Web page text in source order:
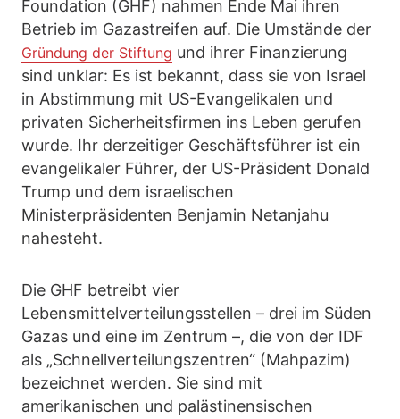
Foundation (GHF) nahmen Ende Mai ihren
Betrieb im Gazastreifen auf. Die Umstände der
Gründung der Stiftung und ihrer Finanzierung
sind unklar: Es ist bekannt, dass sie von Israel
in Abstimmung mit US-Evangelikalen und
privaten Sicherheitsfirmen ins Leben gerufen
wurde. Ihr derzeitiger Geschäftsführer ist ein
evangelikaler Führer, der US-Präsident Donald
Trump und dem israelischen
Ministerpräsidenten Benjamin Netanjahu
nahesteht.
Die GHF betreibt vier
Lebensmittelverteilungsstellen – drei im Süden
Gazas und eine im Zentrum –, die von der IDF
als „Schnellverteilungszentren“ (Mahpazim)
bezeichnet werden. Sie sind mit
amerikanischen und palästinensischen